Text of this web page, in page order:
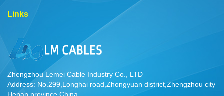
Links
Zhengzhou Lemei Cable Industry Co., LTD
Address: No.299,Longhai road,Zhongyuan district,Zhengzhou city